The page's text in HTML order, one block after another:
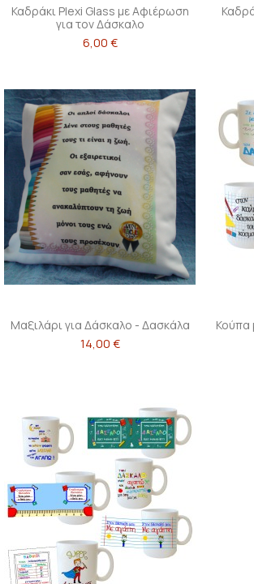
Καδράκι Plexi Glass με Αφιέρωση
για τον Δάσκαλο
6,00 €
Μαξιλάρι για Δάσκαλο - Δασκάλα
14,00 €
Κούπα